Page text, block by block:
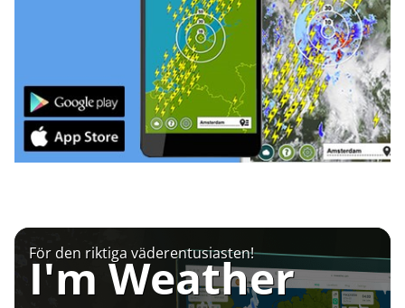
För den riktiga väderentusiasten!
I'm Weather